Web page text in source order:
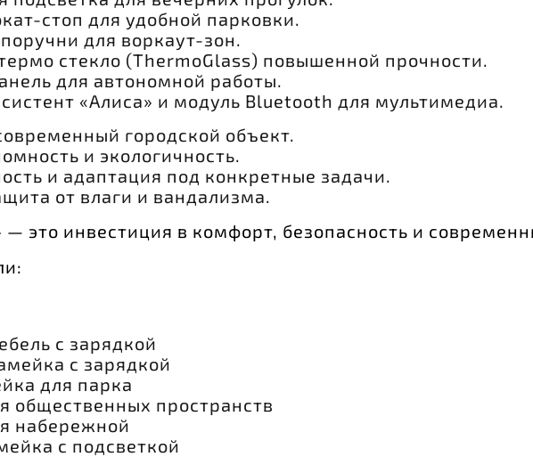
стоп для удобной парковки.
для воркаут-зон.
стекло (ThermoGlass) повышенной прочности.
для автономной работы.
«Алиса» и модуль Bluetooth для мультимедиа.
городской объект.
и экологичность.
и адаптация под конкретные задачи.
от влаги и вандализма.
это инвестиция в комфорт, безопасность и
с зарядкой
с зарядкой
для парка
общественных пространств
набережной
с подсветкой